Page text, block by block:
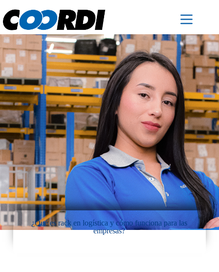
¿Qué es rack en logística y cómo funciona para las
empresas?